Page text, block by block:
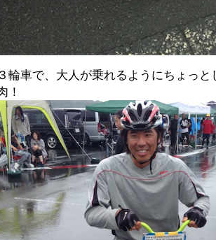
輪車で、大人が乗れるようにちょっ
！